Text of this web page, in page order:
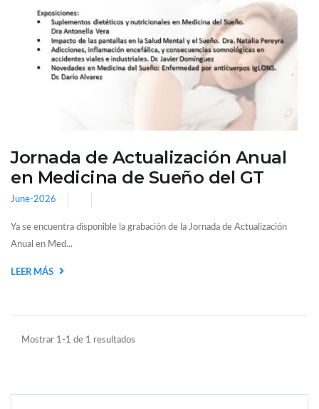
Jornada de Actualización Anual
en Medicina de Sueño del GT
June-2026
Ya se encuentra disponible la grabación de la Jornada de Actualización
Anual en Med...
LEER MÁS
Mostrar 1-1 de 1 resultados